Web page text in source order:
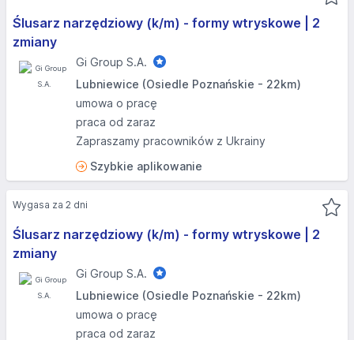
Ślusarz narzędziowy (k/m) - formy wtryskowe | 2
zmiany
Gi Group S.A.
Lubniewice (Osiedle Poznańskie - 22km)
umowa o pracę
praca od zaraz
Zapraszamy pracowników z Ukrainy
Szybkie aplikowanie
Ślusarz narzędziowy (k/m) - formy wtryskowe | 2
zmiany
Gi Group S.A.
Lubniewice (Osiedle Poznańskie - 22km)
umowa o pracę
praca od zaraz
Wygasa za 2 dni